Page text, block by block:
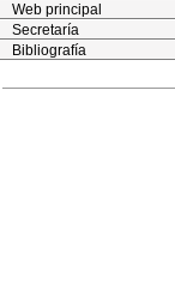
Web principal
Secretaría
Bibliografía